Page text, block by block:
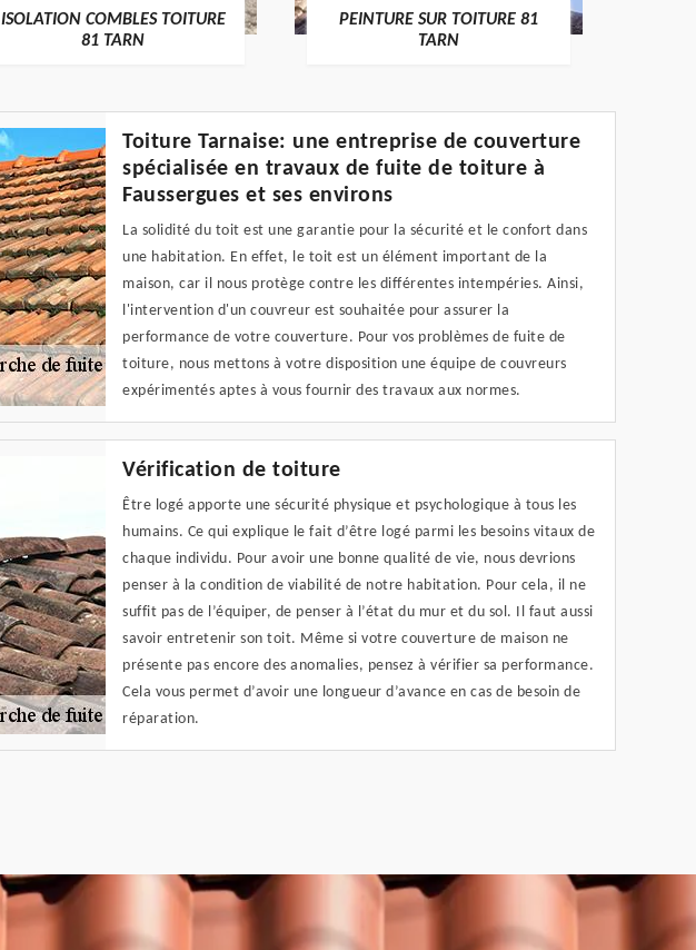
ISOLATION COMBLES TOITURE
81 TARN
PEINTURE SUR TOITURE 81
TARN
Toiture Tarnaise: une entreprise de couverture
spécialisée en travaux de fuite de toiture à
Faussergues et ses environs
La solidité du toit est une garantie pour la sécurité et le confort dans
une habitation. En effet, le toit est un élément important de la
maison, car il nous protège contre les différentes intempéries. Ainsi,
l'intervention d'un couvreur est souhaitée pour assurer la
performance de votre couverture. Pour vos problèmes de fuite de
toiture, nous mettons à votre disposition une équipe de couvreurs
expérimentés aptes à vous fournir des travaux aux normes.
Vérification de toiture
Être logé apporte une sécurité physique et psychologique à tous les
humains. Ce qui explique le fait d’être logé parmi les besoins vitaux de
chaque individu. Pour avoir une bonne qualité de vie, nous devrions
penser à la condition de viabilité de notre habitation. Pour cela, il ne
suffit pas de l’équiper, de penser à l’état du mur et du sol. Il faut aussi
savoir entretenir son toit. Même si votre couverture de maison ne
présente pas encore des anomalies, pensez à vérifier sa performance.
Cela vous permet d’avoir une longueur d’avance en cas de besoin de
réparation.